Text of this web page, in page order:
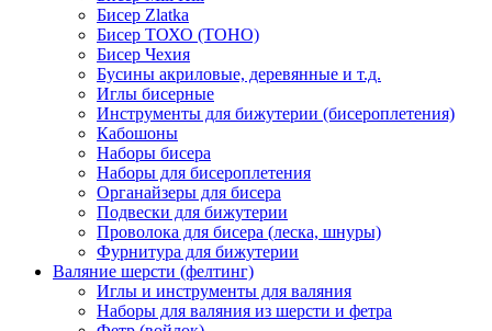
Бисер Zlatka
Бисер ТОХО (TOHO)
Бисер Чехия
Бусины акриловые, деревянные и т.д.
Иглы бисерные
Инструменты для бижутерии (бисероплетения)
Кабошоны
Наборы бисера
Наборы для бисероплетения
Органайзеры для бисера
Подвески для бижутерии
Проволока для бисера (леска, шнуры)
Фурнитура для бижутерии
Валяние шерсти (фелтинг)
Иглы и инструменты для валяния
Наборы для валяния из шерсти и фетра